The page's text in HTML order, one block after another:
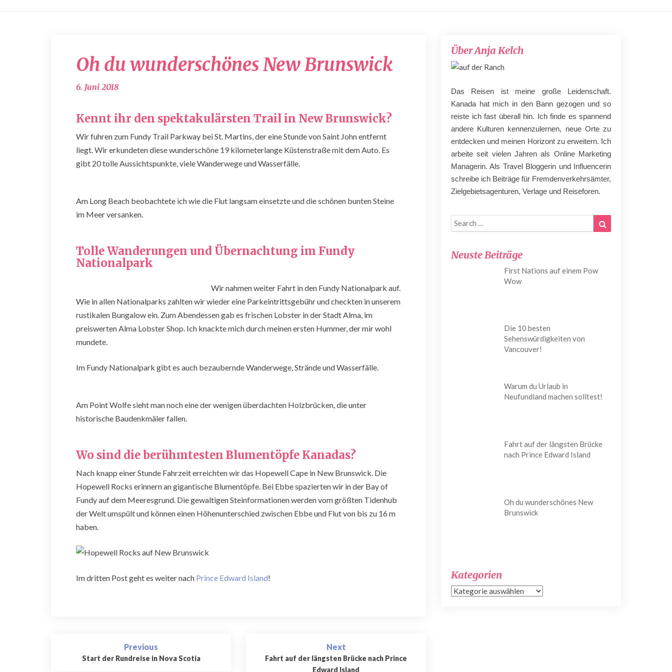
du
wunderschönes
Oh du wunderschönes New Brunswick
6. Juni 2018
Kennt ihr den spektakulärsten Trail in New Brunswick?
Wir fuhren zum Fundy Trail Parkway bei St. Martins, der eine Stunde von Saint John entfernt
liegt. Wir erkundeten diese wunderschöne 19 kilometerlange Küstenstraße mit dem Auto. Es
gibt 20 tolle Aussichtspunkte, viele Wanderwege und Wasserfälle.
Am Long Beach beobachtete ich wie die Flut langsam einsetzte und die schönen bunten Steine
im Meer versanken.
Tolle Wanderungen und Übernachtung im Fundy
Nationalpark
Wir nahmen weiter Fahrt in den Fundy Nationalpark auf.
Wie in allen Nationalparks zahlten wir wieder eine Parkeintrittsgebühr und checkten in unserem
rustikalen Bungalow ein. Zum Abendessen gab es frischen Lobster in der Stadt Alma, im
preiswerten Alma Lobster Shop. Ich knackte mich durch meinen ersten Hummer, der mir wohl
mundete.
Im Fundy Nationalpark gibt es auch bezaubernde Wanderwege, Strände und Wasserfälle.
Am Point Wolfe sieht man noch eine der wenigen überdachten Holzbrücken, die unter
historische Baudenkmäler fallen.
Wo sind die berühmtesten Blumentöpfe Kanadas?
Nach knapp einer Stunde Fahrzeit erreichten wir das Hopewell Cape in New Brunswick. Die
Hopewell Rocks erinnern an gigantische Blumentöpfe. Bei Ebbe spazierten wir in der Bay of
Fundy auf dem Meeresgrund. Die gewaltigen Steinformationen werden vom größten Tidenhub
der Welt umspült und können einen Höhenunterschied zwischen Ebbe und Flut von bis zu 16 m
haben.
Im dritten Post geht es weiter nach Prince Edward Island!
navigation
Previous
Start der Rundreise in Nova Scotia
Next
Fahrt auf der längsten Brücke nach Prince
Edward Island
Über Anja Kelch
Das Reisen ist meine große Leidenschaft.
Kanada hat mich in den Bann gezogen und so
reiste ich fast überall hin. Ich finde es spannend
andere Kulturen kennenzulernen, neue Orte zu
entdecken und meinen Horizont zu erweitern. Ich
arbeite seit vielen Jahren als Online Marketing
Managerin. Als Travel Bloggerin und Influencerin
schreibe ich Beiträge für Fremdenverkehrsämter,
Zielgebietsagenturen, Verlage und Reiseforen.
Search
for:
Neuste Beiträge
First Nations auf einem Pow
Wow
Die 10 besten
Sehenswürdigkeiten von
Vancouver!
Warum du Urlaub in
Neufundland machen solltest!
Fahrt auf der längsten Brücke
nach Prince Edward Island
Oh du wunderschönes New
Brunswick
Kategorien
Kategorien